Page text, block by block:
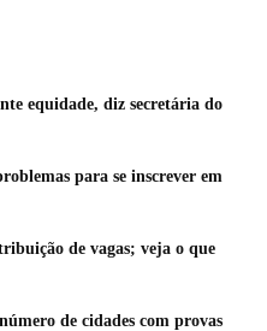
equidade, diz secretária do
para se inscrever em
de vagas; veja o que
de cidades com provas